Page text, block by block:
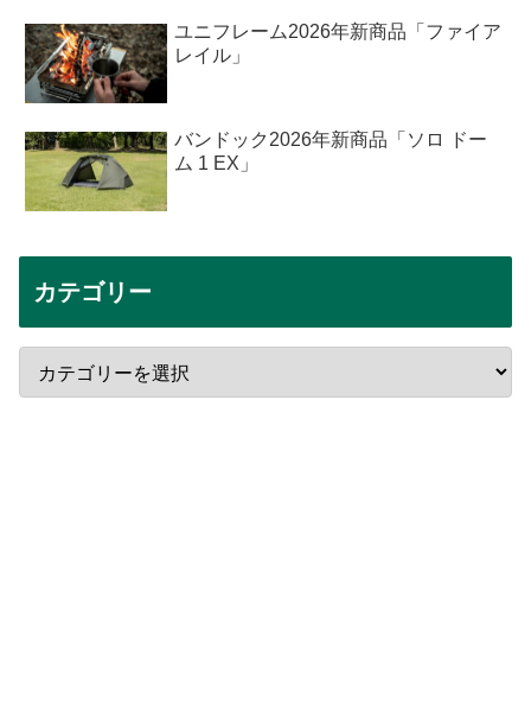
ユニフレーム2026年新商品「ファイア
レイル」
バンドック2026年新商品「ソロ ドー
ム 1 EX」
カテゴリー